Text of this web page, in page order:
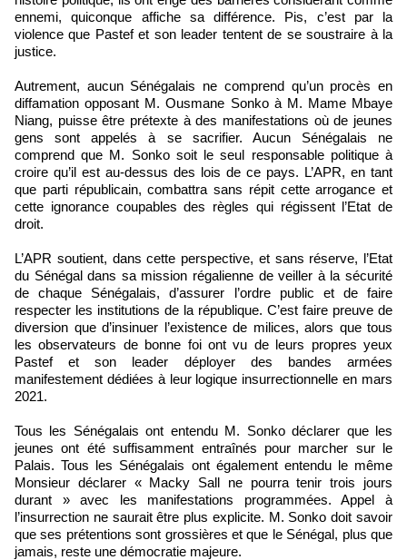
ennemi, quiconque affiche sa différence. Pis, c’est par la
violence que Pastef et son leader tentent de se soustraire à la
justice.
Autrement, aucun Sénégalais ne comprend qu’un procès en
diffamation opposant M. Ousmane Sonko à M. Mame Mbaye
Niang, puisse être prétexte à des manifestations où de jeunes
gens sont appelés à se sacrifier. Aucun Sénégalais ne
comprend que M. Sonko soit le seul responsable politique à
croire qu’il est au-dessus des lois de ce pays. L’APR, en tant
que parti républicain, combattra sans répit cette arrogance et
cette ignorance coupables des règles qui régissent l’Etat de
droit.
L’APR soutient, dans cette perspective, et sans réserve, l’Etat
du Sénégal dans sa mission régalienne de veiller à la sécurité
de chaque Sénégalais, d’assurer l’ordre public et de faire
respecter les institutions de la république. C’est faire preuve de
diversion que d’insinuer l’existence de milices, alors que tous
les observateurs de bonne foi ont vu de leurs propres yeux
Pastef et son leader déployer des bandes armées
manifestement dédiées à leur logique insurrectionnelle en mars
2021.
Tous les Sénégalais ont entendu M. Sonko déclarer que les
jeunes ont été suffisamment entraînés pour marcher sur le
Palais. Tous les Sénégalais ont également entendu le même
Monsieur déclarer « Macky Sall ne pourra tenir trois jours
durant » avec les manifestations programmées. Appel à
l’insurrection ne saurait être plus explicite. M. Sonko doit savoir
que ses prétentions sont grossières et que le Sénégal, plus que
jamais, reste une démocratie majeure.